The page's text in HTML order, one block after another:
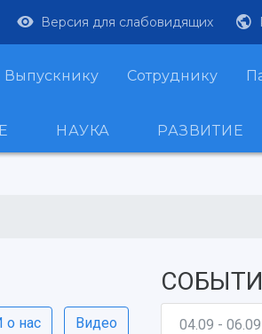
Версия для слабовидящих
Выпускнику Сотруднику
НАУКА РАЗВИТИЕ
нас Видео
04.09 - 06.09